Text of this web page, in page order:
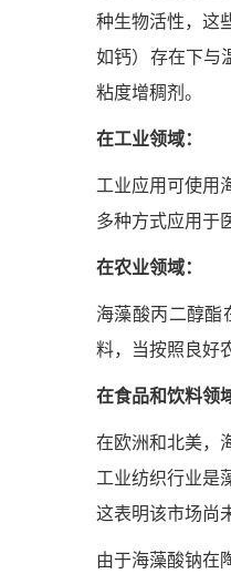
种生物活性，这
如钙）存在下与
粘度增稠剂。
在工业领域：
工业应用可使用
多种方式应用于
在农业领域：
海藻酸丙二醇酯
料，当按照良好
在食品和饮料领
在欧洲和北美，
工业纺织行业是
这表明该市场尚
由于海藻酸钠在